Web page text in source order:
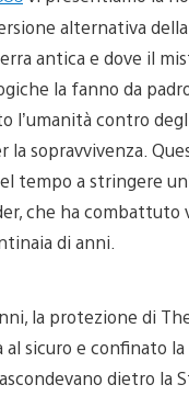
alternativa
antica e dove il
la fanno da
l’umanità contro
la sopravvivenza.
tempo a stringere
che ha combattuto
di anni.
la protezione di
al sicuro e confinato
dietro la